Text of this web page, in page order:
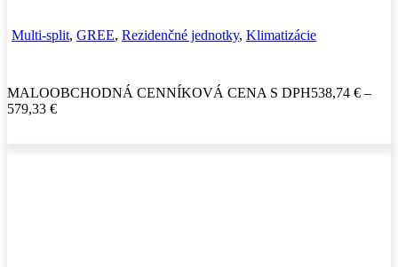
Multi-split, GREE, Rezidenčné jednotky, Klimatizácie
MALOOBCHODNÁ CENNÍKOVÁ CENA S DPH538,74 € –
579,33 €Price